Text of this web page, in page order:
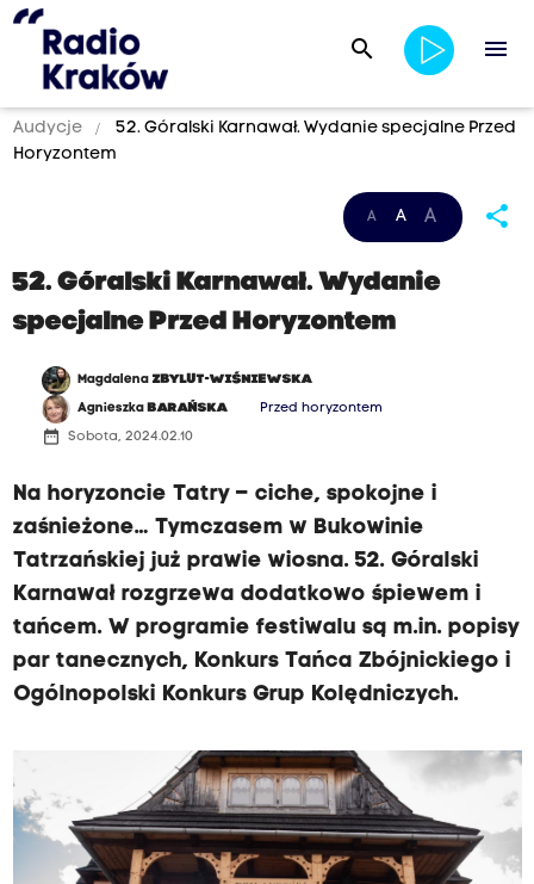
search menu
Audycje
52. Góralski Karnawał. Wydanie specjalne Przed
Horyzontem
A A A share
52. Góralski Karnawał. Wydanie
specjalne Przed Horyzontem
MagdalenaZBYLUT-WIŚNIEWSKA
Agnieszka BARAŃSKA Przed horyzontem
date_range Sobota, 2024.02.10
Na horyzoncie Tatry – ciche, spokojne i
zaśnieżone… Tymczasem w Bukowinie
Tatrzańskiej już prawie wiosna. 52. Góralski
Karnawał rozgrzewa dodatkowo śpiewem i
tańcem. W programie festiwalu są m.in. popisy
par tanecznych, Konkurs Tańca Zbójnickiego i
Ogólnopolski Konkurs Grup Kolędniczych.